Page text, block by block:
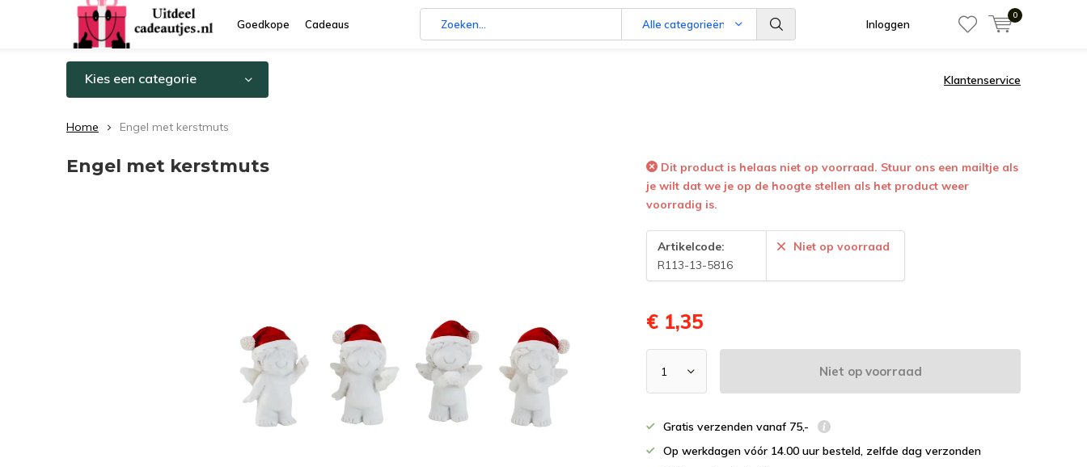
Goedkope Cadeaus Alle categorieën Inloggen
0
Kies een categorie Klantenservice
Home Engel met kerstmuts
Engel met kerstmuts
Dit product is helaas niet op voorraad. Stuur ons een mailtje als
je wilt dat we je op de hoogte stellen als het product weer
voorradig is.
Artikelcode:
R113-13-5816
Niet op voorraad
€ 1,35
Niet op voorraad
Gratis verzenden vanaf 75,-
Op werkdagen vóór 14.00 uur besteld, zelfde dag verzonden